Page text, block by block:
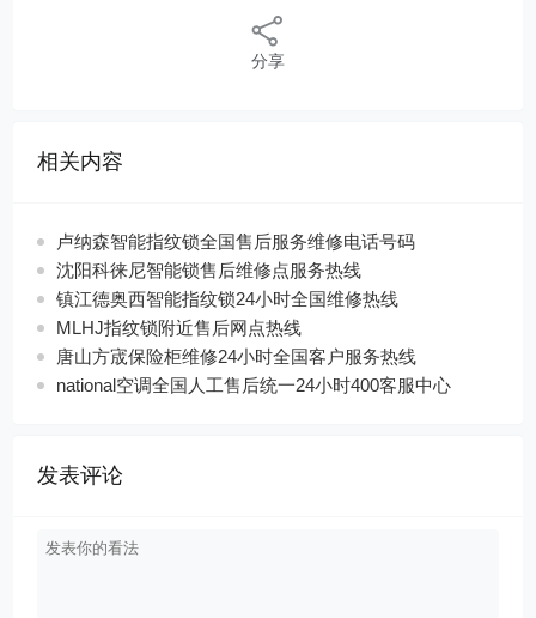
分享
相关内容
卢纳森智能指纹锁全国售后服务维修电话号码
沈阳科徕尼智能锁售后维修点服务热线
镇江德奥西智能指纹锁24小时全国维修热线
MLHJ指纹锁附近售后网点热线
唐山方宬保险柜维修24小时全国客户服务热线
national空调全国人工售后统一24小时400客服中心
发表评论